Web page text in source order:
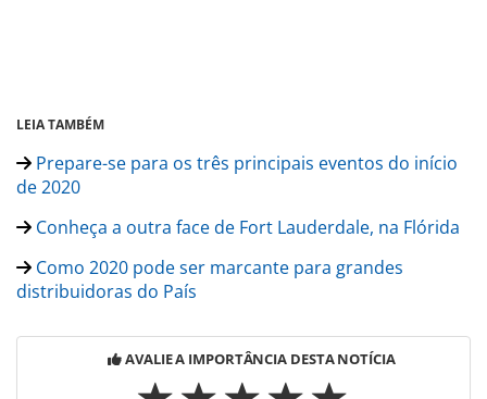
LEIA TAMBÉM
Prepare-se para os três principais eventos do início
de 2020
Conheça a outra face de Fort Lauderdale, na Flórida
Como 2020 pode ser marcante para grandes
distribuidoras do País
AVALIE A IMPORTÂNCIA DESTA NOTÍCIA